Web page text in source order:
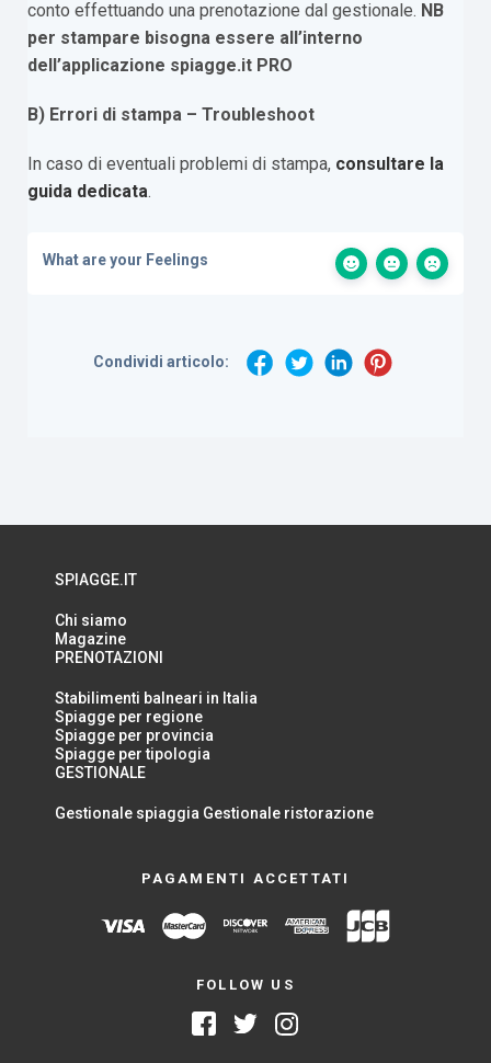
conto effettuando una prenotazione dal gestionale. NB
per stampare bisogna essere all’interno
dell’applicazione spiagge.it PRO
B) Errori di stampa – Troubleshoot
In caso di eventuali problemi di stampa, consultare la
guida dedicata.
What are your Feelings
Condividi articolo:
SPIAGGE.IT
Chi siamo
Magazine
PRENOTAZIONI
Stabilimenti balneari in Italia
Spiagge per regione
Spiagge per provincia
Spiagge per tipologia
GESTIONALE
Gestionale spiaggia Gestionale ristorazione
PAGAMENTI ACCETTATI
FOLLOW US